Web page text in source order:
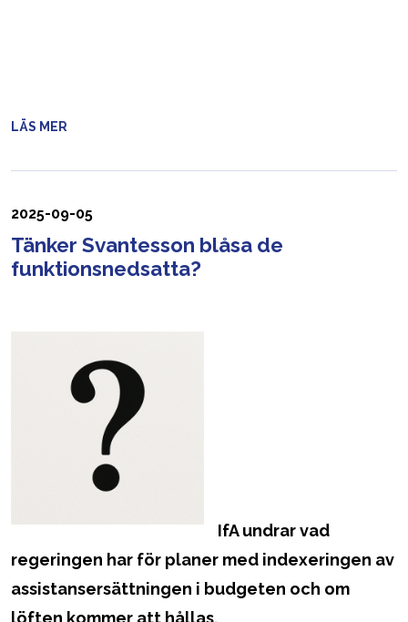
LÄS MER
2025-09-05
Tänker Svantesson blåsa de
funktionsnedsatta?
IfA undrar vad
regeringen har för planer med indexeringen av
assistansersättningen i budgeten och om
löften kommer att hållas.